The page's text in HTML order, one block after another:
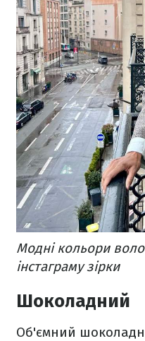
Модні кольори
інстаграму зірки
Шоколадний
Об'ємний